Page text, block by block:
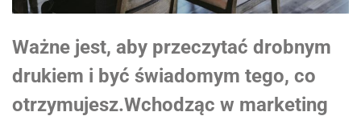
Ważne jest, aby przeczytać drobnym
drukiem i być świadomym tego, co
otrzymujesz.Wchodząc w marketing